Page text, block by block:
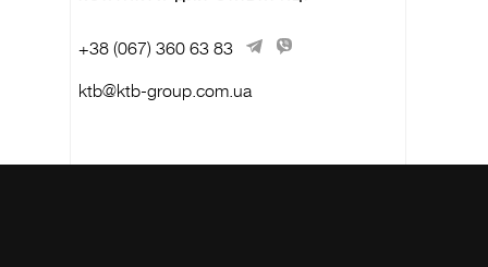
+38 (067) 360 63 83
ktb@ktb-group.com.ua